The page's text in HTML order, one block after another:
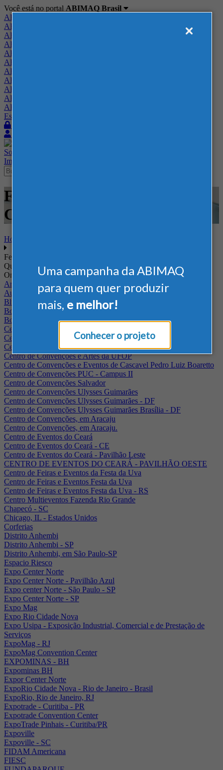
Uma campanha da ABIMAQ
para quem quer produzir
mais, e melhor!
Conhecer o projeto
Você está no portal ABIMAQ Brasil
ABIMAQ Brasil
ABIMAQ Minas Gerais
ABIMAQ Norte-Nordeste
ABIMAQ Paraná
ABIMAQ Piracicaba
ABIMAQ Ribeirão Preto
ABIMAQ Rio de Janeiro
ABIMAQ Rio Grande do Sul
ABIMAQ Santa Catarina
ABIMAQ São Paulo
ABIMAQ Vale do Paraíba
Escritório de Relações Governamentais
Sobre
Imprensa
Feiras - ExpoTrade Pinhais -
Curitiba -
Home
Feiras
Quando
Onde
Arena Jaguariuna
Auditório Albano Franco - FIEPA
Blumenau - SC
BolognaFiere
Boulevard Olimpico - RJ
Centro Internacional de Convenções do Brasil, em Brasília
Centro de Convenções - SE
Centro de Convenções de Pernambuco - PE
Centro de Convenções e Artes da UFOP
Centro de Convenções e Eventos de Cascavel Pedro Luiz Boaretto
Centro de Convenções PUC - Campus II
Centro de Convenções Salvador
Centro de Convenções Ulysses Guimarães
Centro de Convenções Ulysses Guimarães - DF
Centro de Convenções Ulysses Guimarães Brasília - DF
Centro de Convenções, em Aracaju
Centro de Convenções, em Aracaju.
Centro de Eventos do Ceará
Centro de Eventos do Ceará - CE
Centro de Eventos do Ceará - Pavilhão Leste
CENTRO DE EVENTOS DO CEARÁ - PAVILHÃO OESTE
Centro de Feiras e Eventos da Festa da Uva
Centro de Feiras e Eventos Festa da Uva
Centro de Feiras e Eventos Festa da Uva - RS
Centro Multieventos Fazenda Rio Grande
Chapecó - SC
Chicago, IL - Estados Unidos
Corferias
Distrito Anhembi
Distrito Anhembi - SP
Distrito Anhembi, em São Paulo-SP
Espacio Riesco
Expo Center Norte
Expo Center Norte - Pavilhão Azul
Expo center Norte - São Paulo - SP
Expo Center Norte - SP
Expo Mag
Expo Rio Cidade Nova
Expo Usipa - Exposição Industrial, Comercial e de Prestação de
Serviços
ExpoMag - RJ
ExpoMag Convention Center
EXPOMINAS - BH
Expominas BH
Expor Center Norte
ExpoRio Cidade Nova - Rio de Janeiro - Brasil
ExpoRio, Rio de Janeiro, RJ
Expotrade - Curitiba - PR
Expotrade Convention Center
ExpoTrade Pinhais - Curitiba/PR
Expoville
Expoville - SC
FIDAM Americana
FIESC